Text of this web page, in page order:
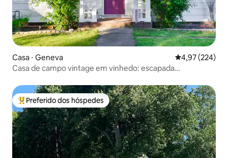
Casa ⋅ Geneva 4,97 de uma
4,97 (224)
Casa de campo vintage em vinhedo: escapada
Entre os melhores preferidos dos hóspedes
Preferido dos hóspedes